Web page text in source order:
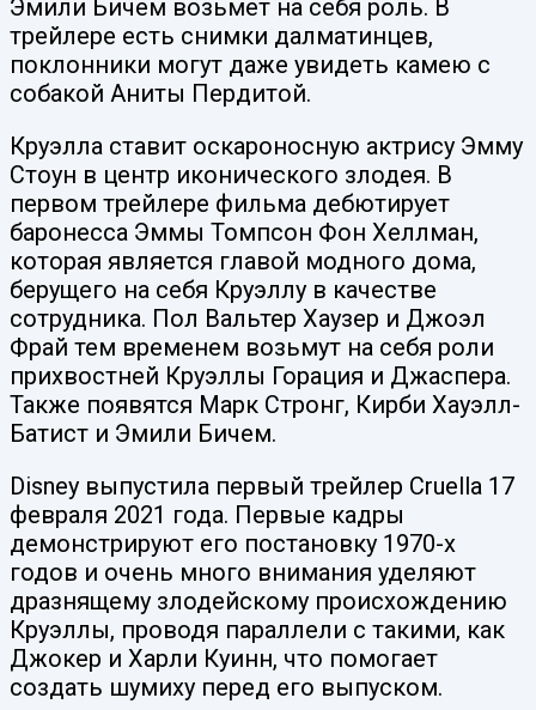
Эмили Бичем возьмет на себя роль. В
трейлере есть снимки далматинцев,
поклонники могут даже увидеть камею с
собакой Аниты Пердитой.
Круэлла ставит оскароносную актрису Эмму
Стоун в центр иконического злодея. В
первом трейлере фильма дебютирует
баронесса Эммы Томпсон Фон Хеллман,
которая является главой модного дома,
берущего на себя Круэллу в качестве
сотрудника. Пол Вальтер Хаузер и Джоэл
Фрай тем временем возьмут на себя роли
прихвостней Круэллы Горация и Джаспера.
Также появятся Марк Стронг, Кирби Хауэлл-
Батист и Эмили Бичем.
Disney выпустила первый трейлер Cruella 17
февраля 2021 года. Первые кадры
демонстрируют его постановку 1970-х
годов и очень много внимания уделяют
дразнящему злодейскому происхождению
Круэллы, проводя параллели с такими, как
Джокер и Харли Куинн, что помогает
создать шумиху перед его выпуском.